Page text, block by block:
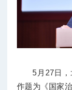
5月27日
作题为《国家